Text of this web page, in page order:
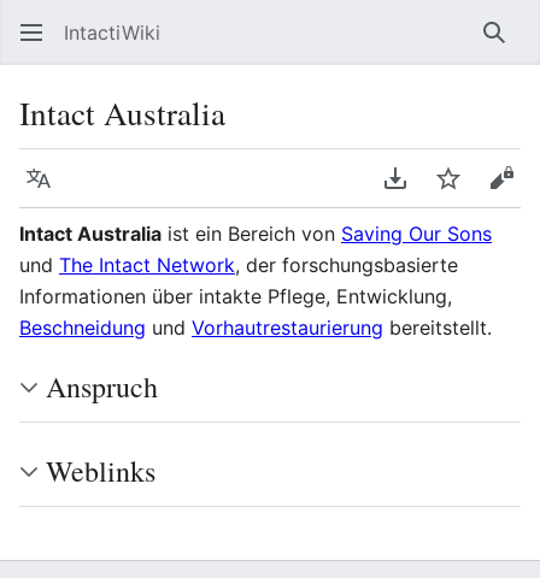
IntactiWiki
Intact Australia
Sprache PDF
Intact Australia ist ein Bereich von Saving Our Sons
und The Intact Network, der forschungsbasierte
Informationen über intakte Pflege, Entwicklung,
Beschneidung und Vorhautrestaurierung bereitstellt.
Anspruch
Weblinks